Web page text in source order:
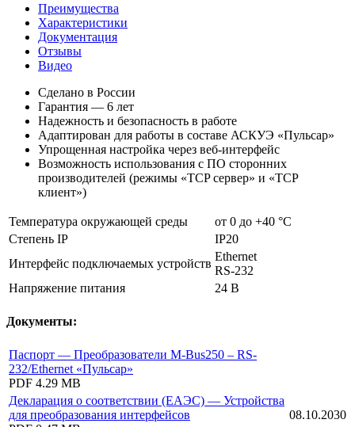
Преимущества
Характеристики
Документация
Отзывы
Видео
Сделано в России
Гарантия — 6 лет
Надежность и безопасность в работе
Адаптирован для работы в составе АСКУЭ «Пульсар»
Упрощенная настройка через веб-интерфейс
Возможность использования с ПО сторонних
производителей (режимы «ТCP сервер» и «TCP
клиент»)
Температура окружающей среды
от 0 до +40 °С
Степень IP
IP20
Интерфейс подключаемых устройств
Ethernet
RS-232
Напряжение питания
24 В
Документы:
Паспорт — Преобразователи M-Bus250 – RS-
232/Ethernet «Пульсар»
PDF 4.29 MB
Декларация о соответствии (ЕАЭС) — Устройства
для преобразования интерфейсов
08.10.2030